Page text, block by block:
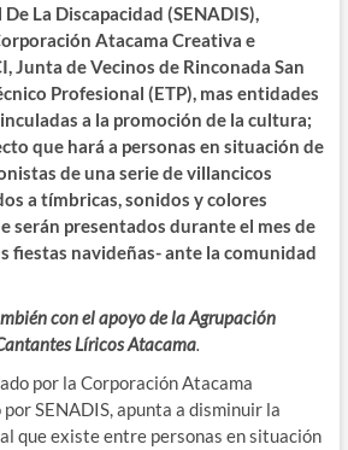
La Discapacidad (SENADIS),
Atacama Creativa e
Junta de Vecinos de Rinconada San
Profesional (ETP), mas entidades
a la promoción de la cultura;
que hará a personas en situación de
de una serie de villancicos
a tímbricas, sonidos y colores
serán presentados durante el mes de
fiestas navideñas- ante la comunidad
con el apoyo de la Agrupación
Líricos Atacama.
por la Corporación Atacama
SENADIS, apunta a disminuir la
que existe entre personas en situación